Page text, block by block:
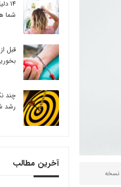
نسخه
14
شما
قبل
چند
رشد
آخرین مطالب